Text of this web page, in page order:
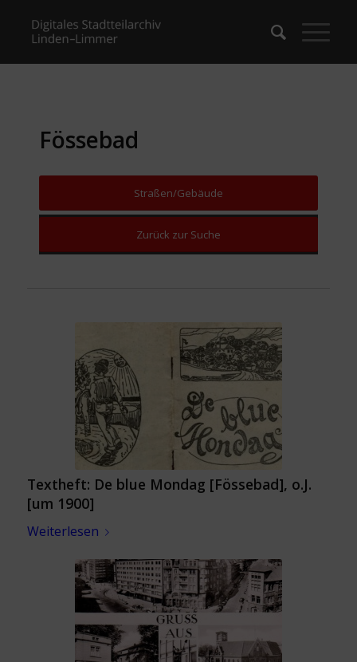
Fössebad
Straßen/Gebäude
Zurück zur Suche
Textheft: De blue Mondag [Fössebad], o.J.
[um 1900]
Weiterlesen